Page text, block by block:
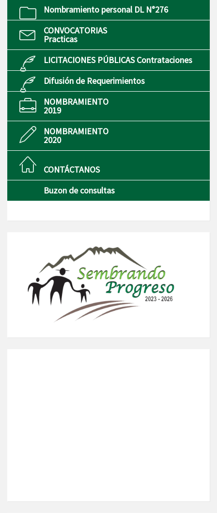
Nombramiento personal DL N°276
CONVOCATORIAS
Practicas
LICITACIONES PÚBLICAS Contrataciones
Difusión de Requerimientos
NOMBRAMIENTO
2019
NOMBRAMIENTO
2020
CONTÁCTANOS
Buzon de consultas